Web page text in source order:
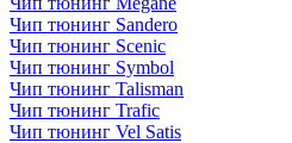
Чип тюнинг Sandero
Чип тюнинг Scenic
Чип тюнинг Symbol
Чип тюнинг Talisman
Чип тюнинг Trafic
Чип тюнинг Vel Satis